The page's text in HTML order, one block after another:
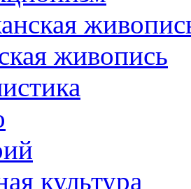
живопись
культура